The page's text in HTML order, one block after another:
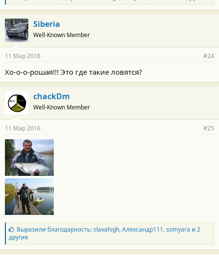
л
а
г
о
д
а
р
н
с
т
Siberia
Well-Known Member
11 Мар 2016 #24
Хо-о-о-рошая!!! Это где такие ловятся?
chackDm
Well-Known Member
11 Мар 2016 #25
Б
л
а
г
Выразили благодарность:slavahigh,Александр111,somyara и 2
другие